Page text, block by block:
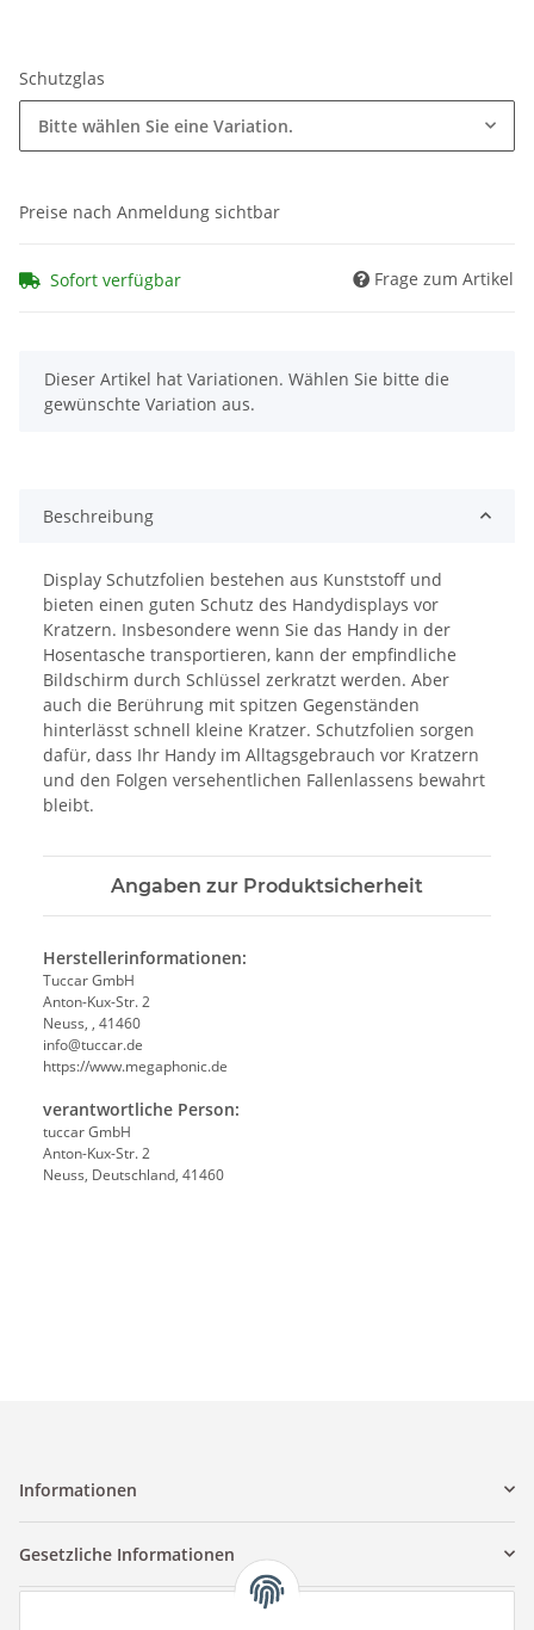
Schutzglas
Bitte wählen Sie eine Variation.
Preise nach Anmeldung sichtbar
Sofort verfügbar Frage zum Artikel
x
Dieser Artikel hat Variationen. Wählen Sie bitte die
gewünschte Variation aus.
Beschreibung
Display Schutzfolien bestehen aus Kunststoff und
bieten einen guten Schutz des Handydisplays vor
Kratzern. Insbesondere wenn Sie das Handy in der
Hosentasche transportieren, kann der empfindliche
Bildschirm durch Schlüssel zerkratzt werden. Aber
auch die Berührung mit spitzen Gegenständen
hinterlässt schnell kleine Kratzer. Schutzfolien sorgen
dafür, dass Ihr Handy im Alltagsgebrauch vor Kratzern
und den Folgen versehentlichen Fallenlassens bewahrt
bleibt.
Angaben zur Produktsicherheit
Herstellerinformationen:
Tuccar GmbH
Anton-Kux-Str. 2
Neuss, , 41460
info@tuccar.de
https://www.megaphonic.de
verantwortliche Person:
tuccar GmbH
Anton-Kux-Str. 2
Neuss, Deutschland, 41460
Informationen
Gesetzliche Informationen